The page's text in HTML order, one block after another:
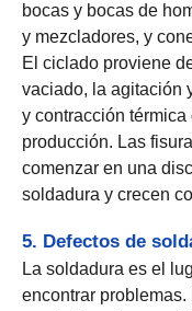
bocas y bocas de
y mezcladores, y
El ciclado proviene
vaciado, la agitación
y contracción
producción. Las
comenzar en una
soldadura y crecen
5. Defectos de
La soldadura es el
encontrar